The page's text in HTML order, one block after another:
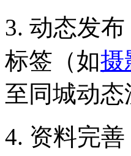
3. 动态发
标签（如摄
至同城动态
4. 资料完